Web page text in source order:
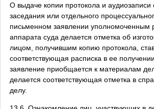
О выдаче копии протокола и аудиозаписи
заседания или отдельного
письменном заявлении уполномоченным
аппарата суда делается отметка об
лицом, получившим копию протокола,
соответствующая расписка в ее
заявление приобщается к материалам
делается соответствующая отметка в
делу.